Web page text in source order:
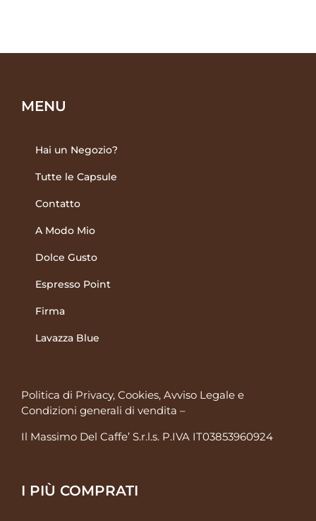
MENU
Hai un Negozio?
Tutte le Capsule
Contatto
A Modo Mio
Dolce Gusto
Espresso Point
Firma
Lavazza Blue
Politica di Privacy, Cookies, Avviso Legale e
Condizioni generali di vendita –
Il Massimo Del Caffe’ S.r.l.s. P.IVA IT03853960924
I PIÙ COMPRATI